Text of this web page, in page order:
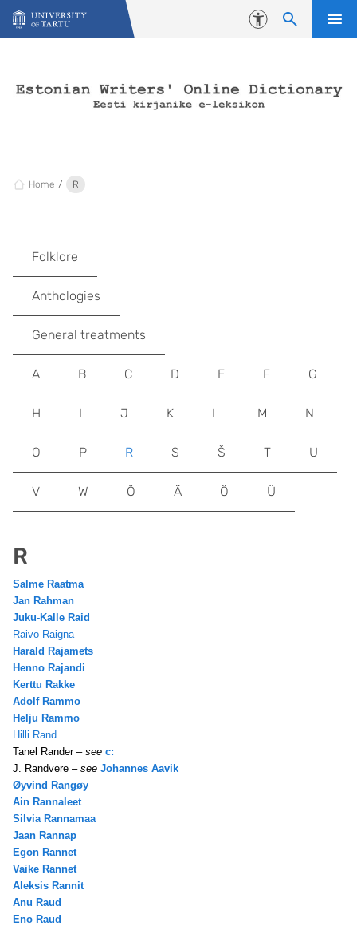
Skip to content
Accessibility
Home R
R
Salme Raatma
Jan Rahman
Juku-Kalle Raid
Raivo Raigna
Harald Rajamets
Henno Rajandi
Kerttu Rakke
Adolf Rammo
Helju Rammo
Hilli Rand
Tanel Rander – see c:
J. Randvere – see Johannes Aavik
Øyvind Rangøy
Ain Rannaleet
Silvia Rannamaa
Jaan Rannap
Egon Rannet
Vaike Rannet
Aleksis Rannit
Anu Raud
Eno Raud
Folklore
Anthologies
General treatments
A B C D E F G
H I J K L M N
O P R S Š T U
V W Õ Ä Ö Ü